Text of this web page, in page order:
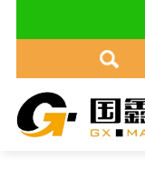
品牌介绍
汽车吊车
公司动态
技术指导
售后服务
联系方式
NEWS